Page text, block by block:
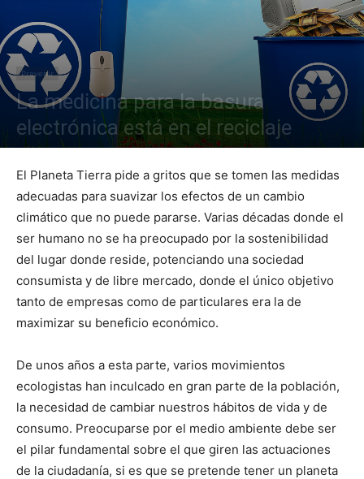
Prevenir
La medicina para la basura
electrónica está en el reciclaje
El Planeta Tierra pide a gritos que se tomen las medidas
adecuadas para suavizar los efectos de un cambio
climático que no puede pararse. Varias décadas donde el
ser humano no se ha preocupado por la sostenibilidad
del lugar donde reside, potenciando una sociedad
consumista y de libre mercado, donde el único objetivo
tanto de empresas como de particulares era la de
maximizar su beneficio económico.
De unos años a esta parte, varios movimientos
ecologistas han inculcado en gran parte de la población,
la necesidad de cambiar nuestros hábitos de vida y de
consumo. Preocuparse por el medio ambiente debe ser
el pilar fundamental sobre el que giren las actuaciones
de la ciudadanía, si es que se pretende tener un planeta